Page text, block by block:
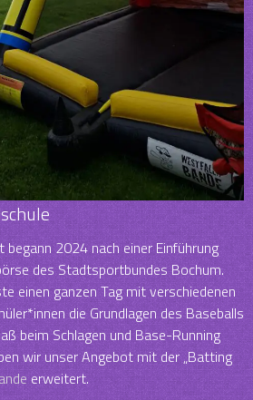
2024 nach einer Einführung
des Stadtsportbundes Bochum.
einen ganzen Tag mit verschiedenen
die Grundlagen des Baseballs
beim Schlagen und Base-Running
wir unser Angebot mit der „Batting
erweitert.